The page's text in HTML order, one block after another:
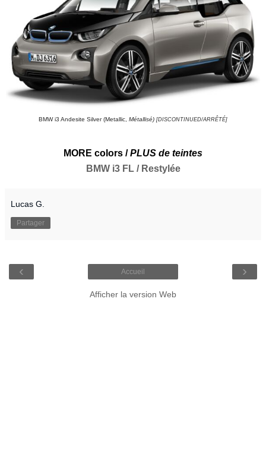
BMW i3 Andesite Silver (Metallic, Métallisé) [DISCONTINUED/ARRÊTÉ]
MORE colors /PLUS de teintes
BMW i3 FL / Restylée
Lucas G.
Partager
‹ ›
Accueil
Afficher la version Web